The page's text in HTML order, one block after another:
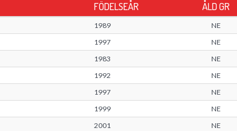
FÖDELSEÅR ÅLD GR
1989 NE
1997 NE
1983 NE
1992 NE
1997 NE
1999 NE
2001 NE